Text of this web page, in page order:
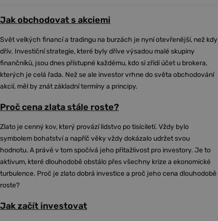
Jak obchodovat s akciemi
Svět velkých financí a tradingu na burzách je nyní otevřenější, než kdy
dřív. Investiční strategie, které byly dříve výsadou malé skupiny
finančníků, jsou dnes přístupné každému, kdo si zřídí účet u brokera,
kterých je celá řada. Než se ale investor vrhne do světa obchodování
akcií, měl by znát základní termíny a principy.
Proč cena zlata stále roste?
Zlato je cenný kov, který provází lidstvo po tisíciletí. Vždy bylo
symbolem bohatství a napříč věky vždy dokázalo udržet svou
hodnotu. A právě v tom spočívá jeho přitažlivost pro investory. Je to
aktivum, které dlouhodobě obstálo přes všechny krize a ekonomické
turbulence. Proč je zlato dobrá investice a proč jeho cena dlouhodobě
roste?
Jak začít investovat